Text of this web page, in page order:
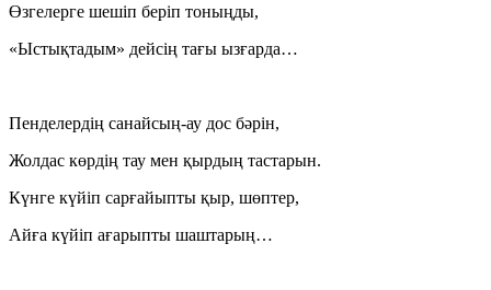
Өзгелерге шешіп беріп тоныңды,
«Ыстықтадым» дейсің тағы ызғарда…
Пенделердің санайсың-ау дос бәрін,
Жолдас көрдің тау мен қырдың тастарын.
Күнге күйіп сарғайыпты қыр, шөптер,
Айға күйіп ағарыпты шаштарың…